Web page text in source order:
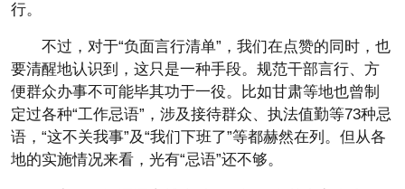
行。
不过，对于“负面言行清单”，我们在点赞的同时，也
要清醒地认识到，这只是一种手段。规范干部言行、方
便群众办事不可能毕其功于一役。比如甘肃等地也曾制
定过各种“工作忌语”，涉及接待群众、执法值勤等73种忌
语，“这不关我事”及“我们下班了”等都赫然在列。但从各
地的实施情况来看，光有“忌语”还不够。